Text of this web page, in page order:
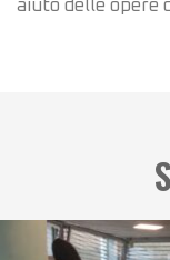
aiuto delle opere